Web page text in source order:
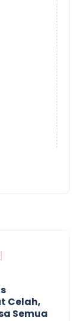
Celah,
Semua